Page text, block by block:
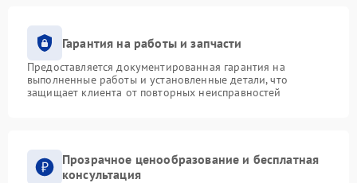
Гарантия на работы и запчасти
Предоставляется документированная гарантия на
выполненные работы и установленные детали, что
защищает клиента от повторных неисправностей
Прозрачное ценообразование и бесплатная
консультация